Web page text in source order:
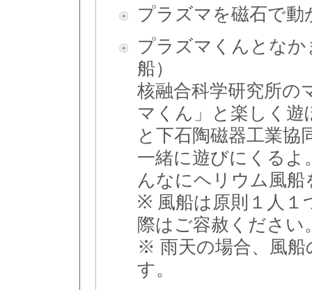
プラズマを磁石で動
プラズマくんとな
船）
核融合科学研究所の
マくん」と楽しく
と下石陶磁器工業
一緒に遊びにくる
んなにヘリウム風
※ 風船は原則１人１
際はご容赦ください
※ 雨天の場合、風船
す。